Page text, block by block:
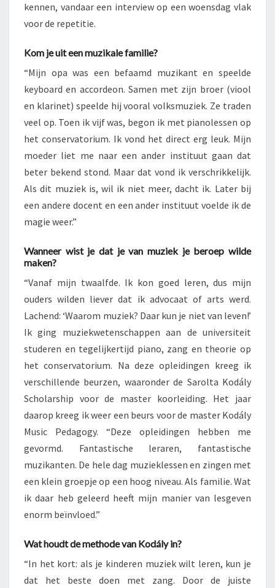
kennen, vandaar een interview op een woensdag vlak
voor de repetitie.
Kom je uit een muzikale familie?
“Mijn opa was een befaamd muzikant en speelde
keyboard en accordeon. Samen met zijn broer (viool
en klarinet) speelde hij vooral volksmuziek. Ze traden
veel op. Toen ik vijf was, begon ik met pianolessen op
het conservatorium. Ik vond het direct erg leuk. Mijn
moeder liet me naar een ander instituut gaan dat
beter bekend stond. Maar dat vond ik verschrikkelijk.
Als dit muziek is, wil ik niet meer, dacht ik. Later bij
een andere docent en een ander instituut voelde ik de
magie weer.”
Wanneer wist je dat je van muziek je beroep wilde
maken?
“Vanaf mijn twaalfde. Ik kon goed leren, dus mijn
ouders wilden liever dat ik advocaat of arts werd.
Lachend: ‘Waarom muziek? Daar kun je niet van leven!’
Ik ging muziekwetenschappen aan de universiteit
studeren en tegelijkertijd piano, zang en theorie op
het conservatorium. Na deze opleidingen kreeg ik
verschillende beurzen, waaronder de Sarolta Kodály
Scholarship voor de master koorleiding. Het jaar
daarop kreeg ik weer een beurs voor de master Kodály
Music Pedagogy. “Deze opleidingen hebben me
gevormd. Fantastische leraren, fantastische
muzikanten. De hele dag muzieklessen en zingen met
een klein groepje op een hoog niveau. Als familie. Wat
ik daar heb geleerd heeft mijn manier van lesgeven
enorm beïnvloed.”
Wat houdt de methode van Kodály in?
“In het kort: als je kinderen muziek wilt leren, kun je
dat het beste doen met zang. Door de juiste